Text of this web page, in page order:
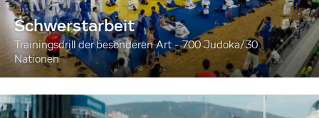
Schwerstarbeit
Trainingsdrill der besonderen Art - 700 Judoka/30
Nationen